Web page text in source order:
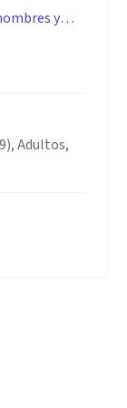
𝗲𝗻
𝘁𝗲
mejora
Adultos,